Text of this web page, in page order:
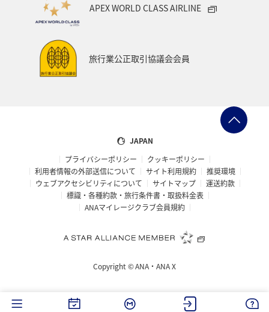
APEX WORLD CLASS AIRLINE
旅行業公正取引協議会会員
JAPAN
プライバシーポリシー
クッキーポリシー
利用者情報の外部送信について
サイト利用規約
推奨環境
ウェブアクセシビリティについて
サイトマップ
運送約款
標識・各種約款・旅行条件書・取扱料金表
ANAマイレージクラブ会員規約
Copyright ©ANA・ANA X